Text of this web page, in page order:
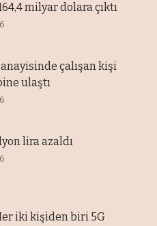
milyar dolara çıktı
çalışan kişi
ulaştı
lira azaldı
iki kişiden biri 5G